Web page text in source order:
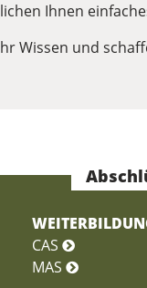
Ihnen
Wissen und
CAS
MAS